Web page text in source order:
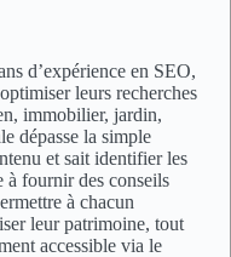
d’expérience en SEO,
leurs recherches
immobilier, jardin,
dépasse la simple
et sait identifier les
à fournir des conseils
à chacun
leur patrimoine, tout
accessible via le